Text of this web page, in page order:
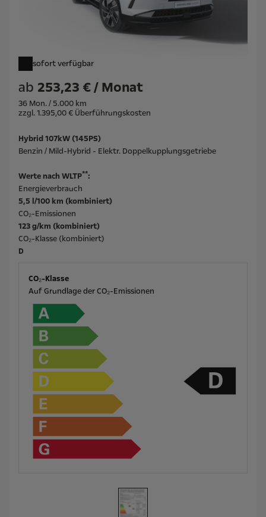
sofort verfügbar
ab 253,23 € / Monat
36 Mon. / 5.000 km
zzgl. 1.395,00 € Überführungskosten
Hybrid 107kW (145PS)
Benzin / Mild-Hybrid - Elektr. Doppelkupplungsgetriebe
Werte nach WLTP**:
Energieverbrauch
5,5 l/100 km (kombiniert)
CO₂-Emissionen
123 g/km (kombiniert)
CO₂-Klasse (kombiniert)
D
CO₂-Klasse
Auf Grundlage der CO₂-Emissionen